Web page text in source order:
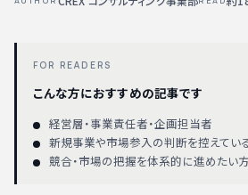
FOR READERS
こんな方におすすめの記事です
経営層・事業責任者・企画担当者
新規事業や市場参入の判断を控えてい
競合・市場の把握を体系的に進めたい方